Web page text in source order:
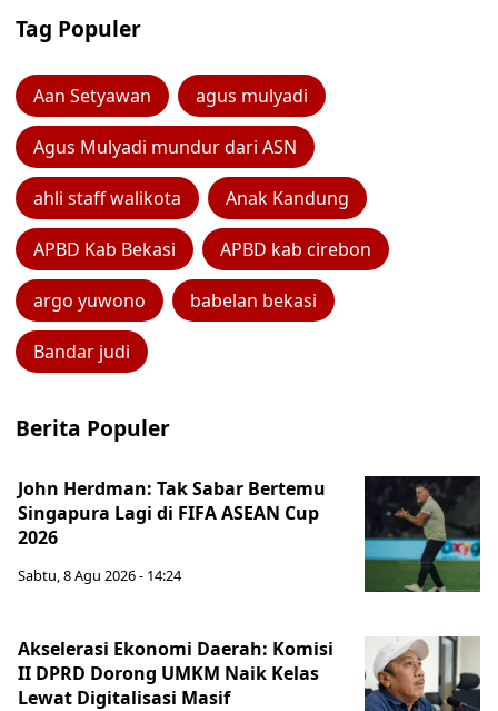
Tag Populer
Aan Setyawan agus mulyadi
Agus Mulyadi mundur dari ASN
ahli staff walikota Anak Kandung
APBD Kab Bekasi APBD kab cirebon
argo yuwono babelan bekasi
Bandar judi
Berita Populer
John Herdman: Tak Sabar Bertemu
Singapura Lagi di FIFA ASEAN Cup
2026
Sabtu, 8 Agu 2026 - 14:24
Akselerasi Ekonomi Daerah: Komisi
II DPRD Dorong UMKM Naik Kelas
Lewat Digitalisasi Masif